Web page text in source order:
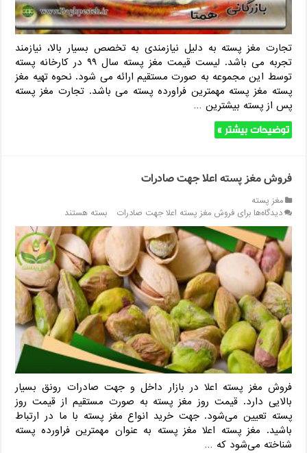
تجارت مغز پسته به دلیل نیازمندی به تخصص بسیار بالا، نیازمند
تجربه می باشد. لیست قیمت مغز پسته سال ۹۹ در کارخانه پسته
توسط این مجموعه به صورت مستقیم ارائه می شود. نحوه تهیه مغز
پسته مغز پسته مهمترین فراورده پسته می باشد. تجارت مغز پسته
پس از پسته بیشترین …
توضیحات بیشتر »
فروش مغز پسته اعلا جهت صادرات
مغز پسته
دیدگاه‌هابرای فروش مغز پسته اعلا جهت صادرات بسته هستند
فروش مغز پسته اعلا در بازار داخل و جهت صادرات رونق بسیار
بالایی دارد. قیمت روز مغز پسته به صورت مستقیم از قیمت روز
پسته تعیین می‌شود. جهت خرید انواع مغز پسته با ما در ارتباط
باشید. مغز پسته اعلا مغز پسته به عنوان مهمترین فراورده پسته
شناخته می‌شود که …